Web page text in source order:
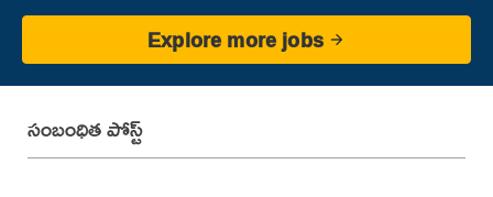
Explore more jobs
సంబంధిత పోస్ట్